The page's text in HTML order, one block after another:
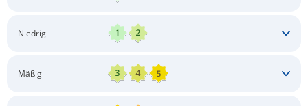
Niedrig
Mäßig